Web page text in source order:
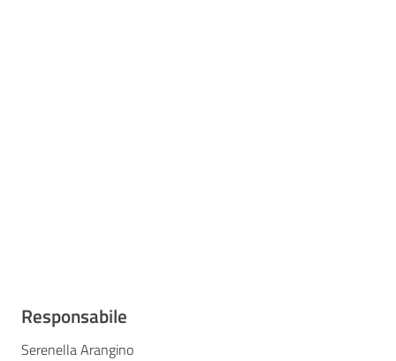
Responsabile
Serenella Arangino